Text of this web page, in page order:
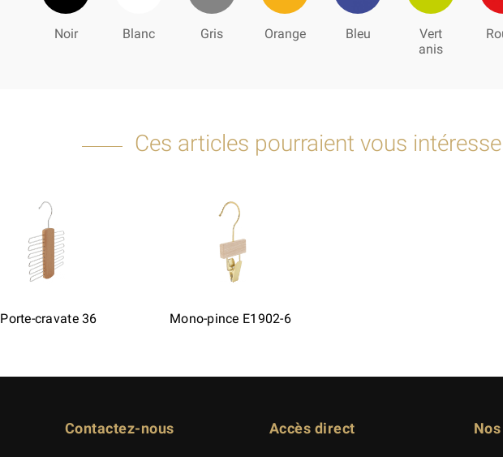
Noir Blanc Gris Orange Bleu
Vert
anis
Ces articles pourraient vous
Porte-cravate 36 Mono-pince E1902-6
Contactez-nous Accès direct